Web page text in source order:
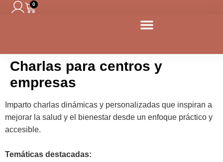
contenido0
Charlas para centros y
empresas
Imparto charlas dinámicas y personalizadas que inspiran a
mejorar la salud y el bienestar desde un enfoque práctico y
accesible.
Temáticas destacadas: